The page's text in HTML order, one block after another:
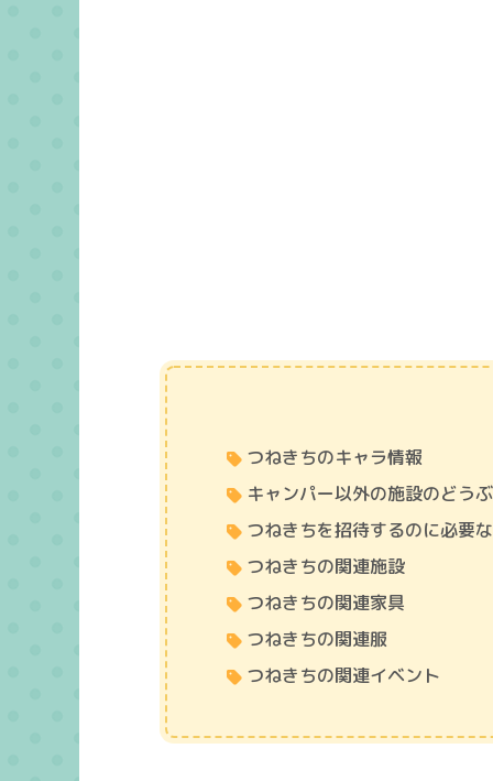
つねきちのキャラ情報
キャンパー以外の施設のどう
つねきちを招待するのに必要
つねきちの関連施設
つねきちの関連家具
つねきちの関連服
つねきちの関連イベント